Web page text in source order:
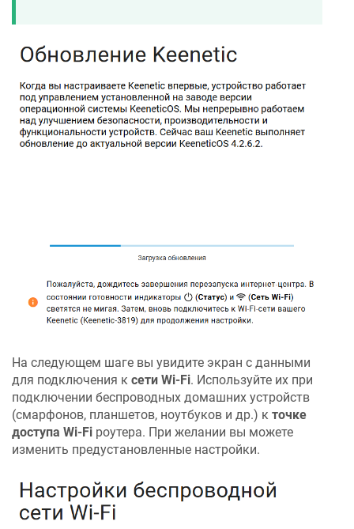
На следующем шаге вы увидите экран с данными
для подключения к сети Wi-Fi. Используйте их при
подключении беспроводных домашних устройств
(смарфонов, планшетов, ноутбуков и др.) к точке
доступа Wi-Fi роутера. При желании вы можете
изменить предустановленные настройки.